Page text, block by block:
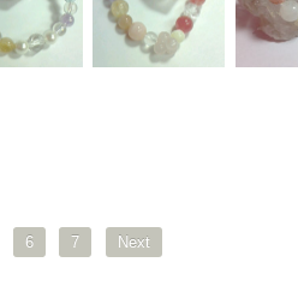
6 7 Next